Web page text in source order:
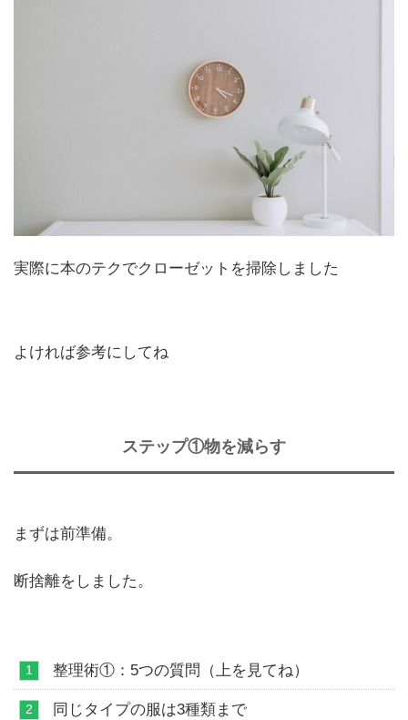
実際に本のテクでクローゼットを掃除しました
よければ参考にしてね
ステップ①物を減らす
まずは前準備。
断捨離をしました。
整理術①：5つの質問（上を見てね）
同じタイプの服は3種類まで